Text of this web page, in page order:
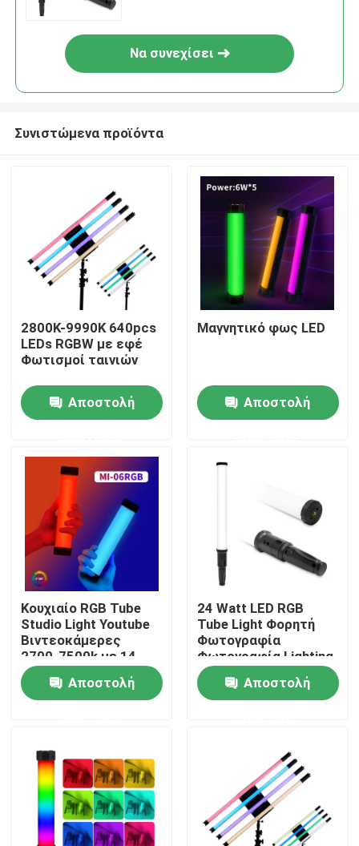
Βίντεο
Σχετικά με εμάς
Επισκεψή εργοστασίου
Έλεγχος ποιότητας
Επικοινωνήστε μαζί μας
Υποθέσεις
Τηλεοπτικά φω'τα στούντιο οδηγήσεων
Να συνεχίσει
Συνιστώμενα προϊόντα
2800K-9990K 640pcs
LEDs RGBW με εφέ
Φωτισμοί ταινιών
Αποστολή
Μαγνητικό φως LED
Αποστολή
Κουχιαίο RGB Tube
Studio Light Youtube
Βιντεοκάμερες
2700-7500k με 14
φωτιστικά εφέ για
φωτογραφίαΑποστολή
24 Watt LED RGB
Tube Light Φορητή
Φωτογραφία
Φωτογραφία Lighting
Stick CCT Mode
Φωτογραφίες Βίντεο
Φως
Αποστολή